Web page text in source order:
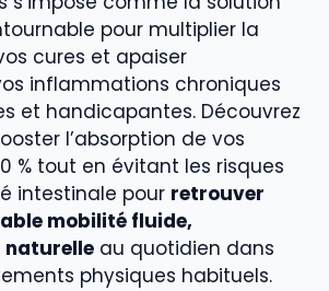
pour multiplier la
cures et apaiser
inflammations chroniques
et handicapantes. Découvrez
l’absorption de vos
% tout en évitant les risques
intestinale pour retrouver
mobilité fluide,
naturelle au quotidien dans
physiques habituels.